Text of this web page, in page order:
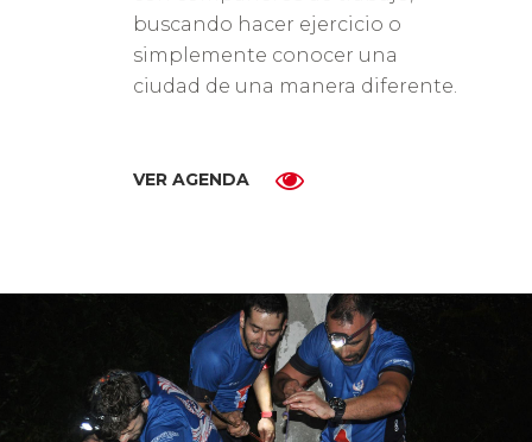
buscando hacer ejercicio o
simplemente conocer una
ciudad de una manera diferente.
VER AGENDA